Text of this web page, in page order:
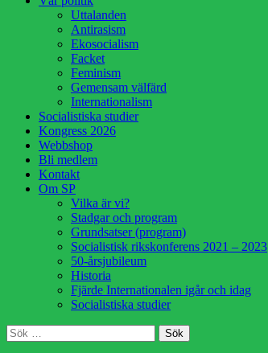
Uttalanden
Antirasism
Ekosocialism
Facket
Feminism
Gemensam välfärd
Internationalism
Socialistiska studier
Kongress 2026
Webbshop
Bli medlem
Kontakt
Om SP
Vilka är vi?
Stadgar och program
Grundsatser (program)
Socialistisk rikskonferens 2021 – 2023
50-årsjubileum
Historia
Fjärde Internationalen igår och idag
Socialistiska studier
Sök
Sök
efter: